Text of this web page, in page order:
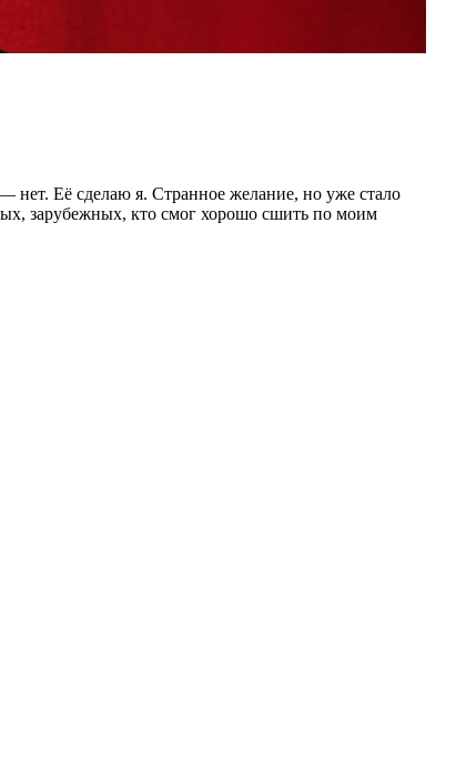
нет. Её сделаю я. Странное желание, но уже стало
зарубежных, кто смог хорошо сшить по моим